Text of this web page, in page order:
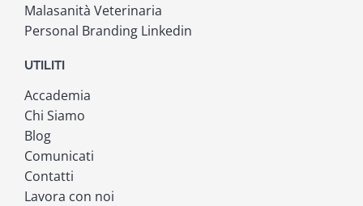
Malasanità Veterinaria
Personal Branding Linkedin
UTILITI
Accademia
Chi Siamo
Blog
Comunicati
Contatti
Lavora con noi